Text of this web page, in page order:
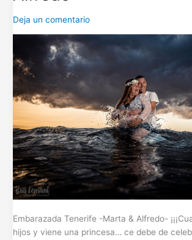
Deja un comentario
Embarazada Tenerife -Marta & Alfredo-
hijos y viene una princesa… ce debe de
&
Alfredo-